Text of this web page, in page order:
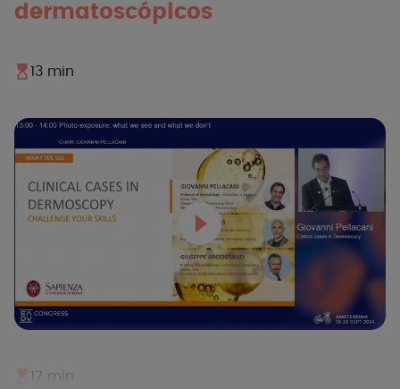
dermatoscópicos
13 min
17 min